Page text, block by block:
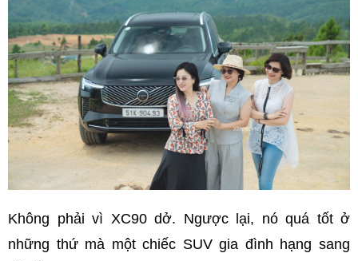
Không phải vì XC90 dở. Ngược lại, nó quá tốt ở
những thứ mà một chiếc SUV gia đình hạng sang